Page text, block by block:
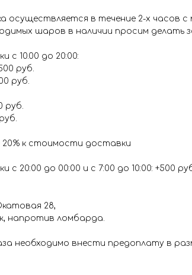
осуществляется в течение 2-х часов с
шаров в наличии просим делать
с 10.00 до 20:00:
руб.
руб.
руб.
20% к стоимости доставки
20:00 до 00:00 и с 7:00 до 10:00: +500
28,
напротив ломбарда.
необходимо внести предоплату в